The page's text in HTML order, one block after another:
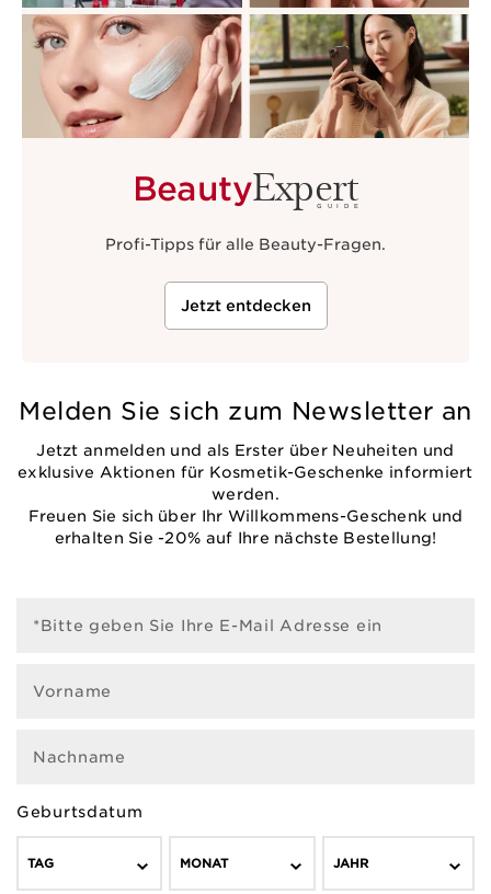
BeautyExpert
GUIDE
Profi-Tipps für alle Beauty-Fragen.
Jetzt entdecken
Melden Sie sich zum Newsletter an
Jetzt anmelden und als Erster über Neuheiten und
exklusive Aktionen für Kosmetik-Geschenke informiert
werden.
Freuen Sie sich über Ihr Willkommens-Geschenk und
erhalten Sie -20% auf Ihre nächste Bestellung!
*Bitte geben Sie Ihre E-Mail Adresse ein
Vorname
Nachname
Geburtsdatum
TAG MONAT JAHR